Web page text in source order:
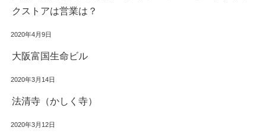
クストアは営業は？
2020年4月9日
大阪富国生命ビル
2020年3月14日
法清寺（かしく寺）
2020年3月12日